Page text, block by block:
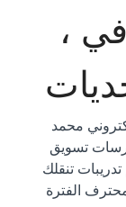
في ،
محمد
تسويق
تنقلك
الفترة